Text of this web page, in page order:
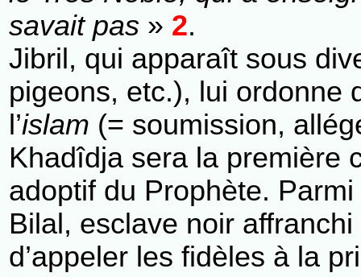
savait pas » 2.
Jibril, qui apparaît sous
pigeons, etc.), lui ordonne
l’islam (= soumission,
Khadîdja sera la première
adoptif du Prophète.
Bilal, esclave noir
d’appeler les fidèles à la